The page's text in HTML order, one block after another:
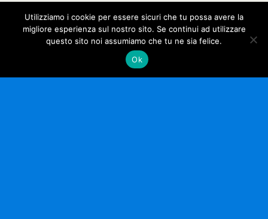
Utilizziamo i cookie per essere sicuri che tu possa avere la
migliore esperienza sul nostro sito. Se continui ad utilizzare
questo sito noi assumiamo che tu ne sia felice.
Ok